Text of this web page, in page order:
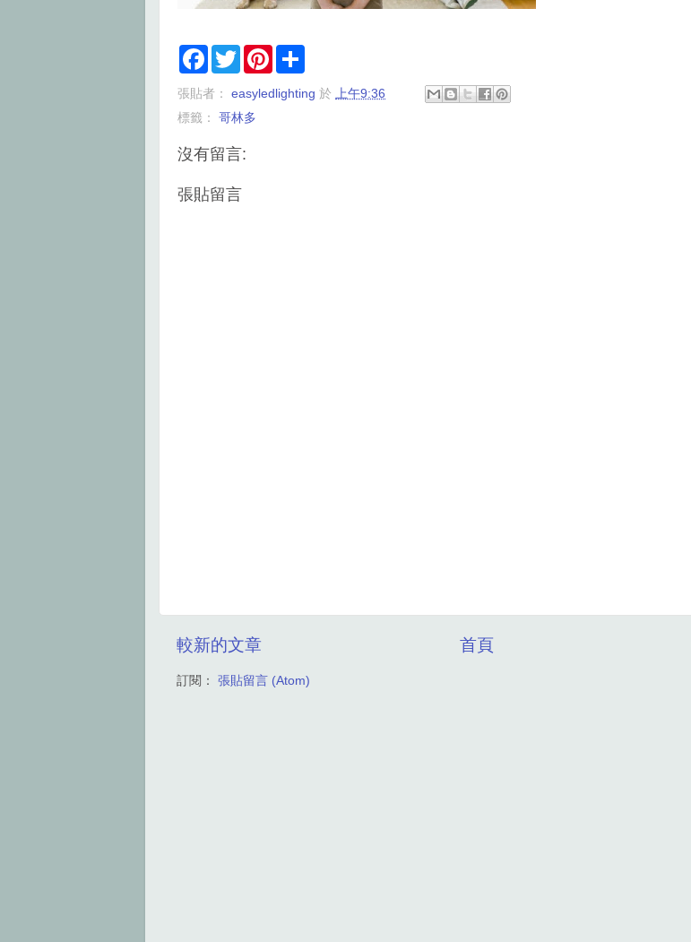
F
e
o
k
T
w
t
e
P
t
r
張貼者： easyledlighting 於
上午9:36
標籤： 哥林多
沒有留言:
張貼留言
較新的文章 首頁
訂閱： 張貼留言 (Atom)